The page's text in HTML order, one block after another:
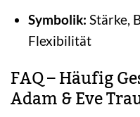
Symbolik: Stärke,
Flexibilität
FAQ – Häufig
Adam & Eve